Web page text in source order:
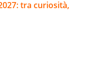
tra curiosità,